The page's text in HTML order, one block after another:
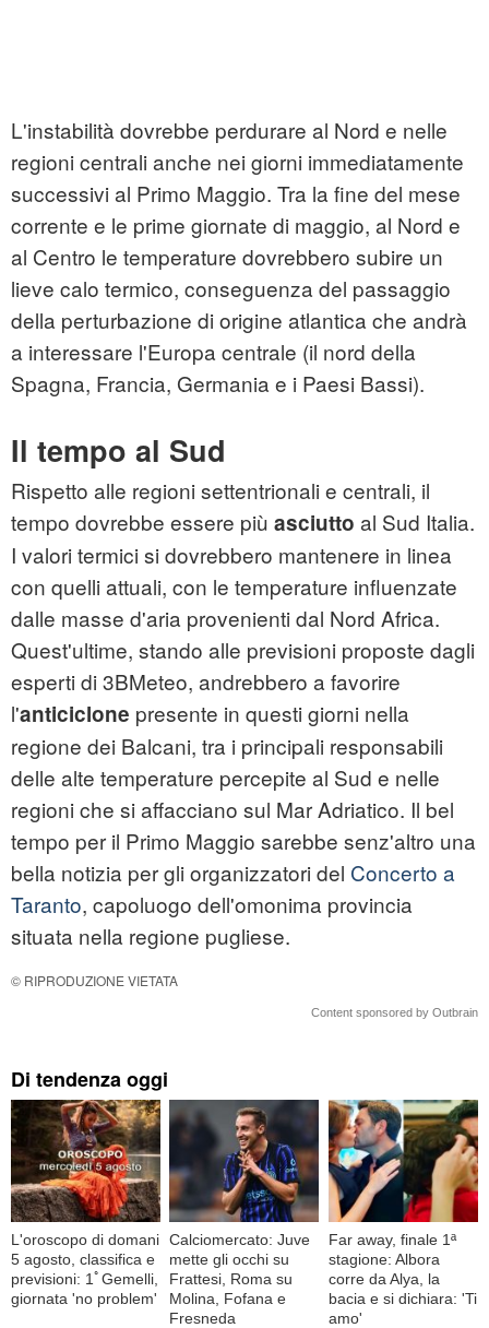
L'instabilità dovrebbe perdurare al Nord e nelle
regioni centrali anche nei giorni immediatamente
successivi al Primo Maggio. Tra la fine del mese
corrente e le prime giornate di maggio, al Nord e
al Centro le temperature dovrebbero subire un
lieve calo termico, conseguenza del passaggio
della perturbazione di origine atlantica che andrà
a interessare l'Europa centrale (il nord della
Spagna, Francia, Germania e i Paesi Bassi).
Il tempo al Sud
Rispetto alle regioni settentrionali e centrali, il
tempo dovrebbe essere più asciutto al Sud Italia.
I valori termici si dovrebbero mantenere in linea
con quelli attuali, con le temperature influenzate
dalle masse d'aria provenienti dal Nord Africa.
Quest'ultime, stando alle previsioni proposte dagli
esperti di 3BMeteo, andrebbero a favorire
l'anticiclone presente in questi giorni nella
regione dei Balcani, tra i principali responsabili
delle alte temperature percepite al Sud e nelle
regioni che si affacciano sul Mar Adriatico. Il bel
tempo per il Primo Maggio sarebbe senz'altro una
bella notizia per gli organizzatori del Concerto a
Taranto, capoluogo dell'omonima provincia
situata nella regione pugliese.
© RIPRODUZIONE VIETATA
Content sponsored by Outbrain
Di tendenza oggi
L'oroscopo di domani
5 agosto, classifica e
previsioni: 1ﾟGemelli,
giornata 'no problem'
Calciomercato: Juve
mette gli occhi su
Frattesi, Roma su
Molina, Fofana e
Fresneda
Far away, finale 1ª
stagione: Albora
corre da Alya, la
bacia e si dichiara: 'Ti
amo'